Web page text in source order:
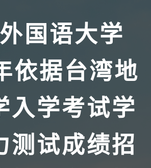
国语大学
依据台湾地
入学考试学
测试成绩招